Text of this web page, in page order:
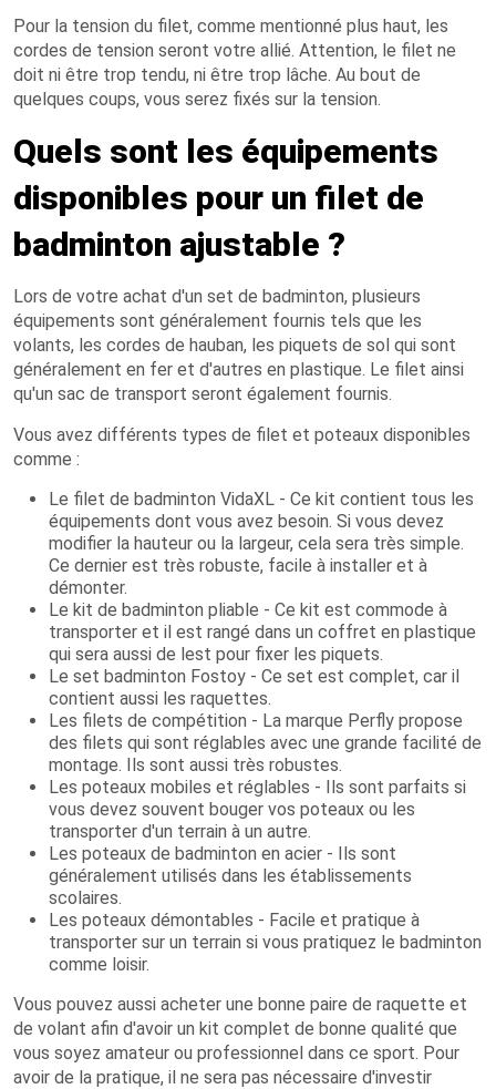
Pour la tension du filet, comme mentionné plus haut, les
cordes de tension seront votre allié. Attention, le filet ne
doit ni être trop tendu, ni être trop lâche. Au bout de
quelques coups, vous serez fixés sur la tension.
Quels sont les équipements
disponibles pour un filet de
badminton ajustable ?
Lors de votre achat d'un set de badminton, plusieurs
équipements sont généralement fournis tels que les
volants, les cordes de hauban, les piquets de sol qui sont
généralement en fer et d'autres en plastique. Le filet ainsi
qu'un sac de transport seront également fournis.
Vous avez différents types de filet et poteaux disponibles
comme :
Le filet de badminton VidaXL - Ce kit contient tous les
équipements dont vous avez besoin. Si vous devez
modifier la hauteur ou la largeur, cela sera très simple.
Ce dernier est très robuste, facile à installer et à
démonter.
Le kit de badminton pliable - Ce kit est commode à
transporter et il est rangé dans un coffret en plastique
qui sera aussi de lest pour fixer les piquets.
Le set badminton Fostoy - Ce set est complet, car il
contient aussi les raquettes.
Les filets de compétition - La marque Perfly propose
des filets qui sont réglables avec une grande facilité de
montage. Ils sont aussi très robustes.
Les poteaux mobiles et réglables - Ils sont parfaits si
vous devez souvent bouger vos poteaux ou les
transporter d'un terrain à un autre.
Les poteaux de badminton en acier - Ils sont
généralement utilisés dans les établissements
scolaires.
Les poteaux démontables - Facile et pratique à
transporter sur un terrain si vous pratiquez le badminton
comme loisir.
Vous pouvez aussi acheter une bonne paire de raquette et
de volant afin d'avoir un kit complet de bonne qualité que
vous soyez amateur ou professionnel dans ce sport. Pour
avoir de la pratique, il ne sera pas nécessaire d'investir